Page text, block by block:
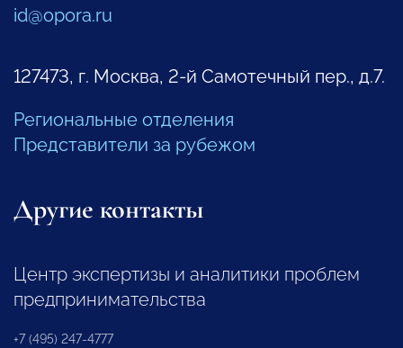
id@opora.ru
127473, г. Москва, 2-й Самотечный пер., д.7.
Региональные отделения
Представители за рубежом
Другие контакты
Центр экспертизы и аналитики проблем
предпринимательства
+7 (495) 247-4777